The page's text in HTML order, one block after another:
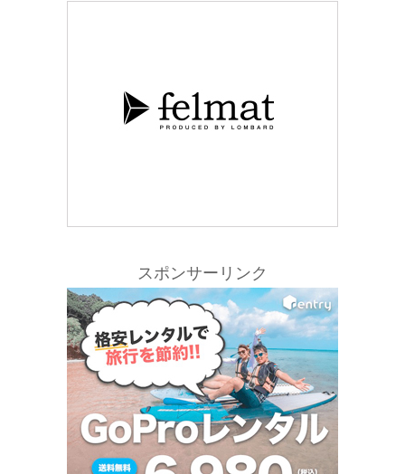
スポンサーリンク